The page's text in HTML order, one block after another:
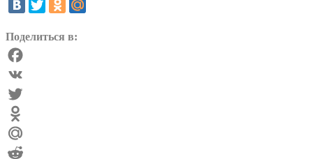
Поделиться в:
Facebook
VK
Twitter
Odnoklassniki
Mail.Ru